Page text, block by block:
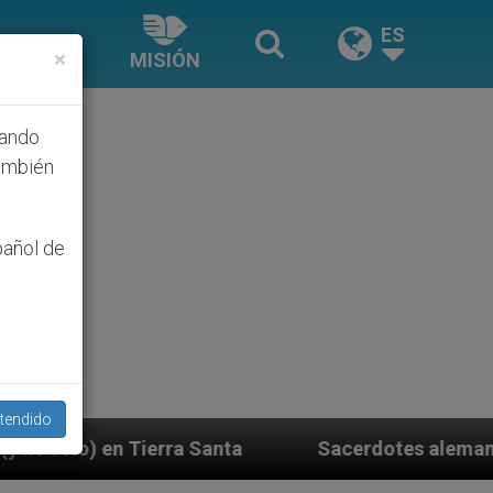
MISIÓN
ES
Sacerdotes alemanes fieles al Papa
×
de